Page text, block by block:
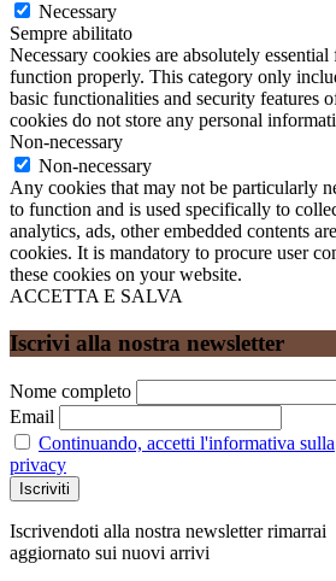
Necessary
Sempre abilitato
Necessary cookies are absolutely
function properly. This category only
basic functionalities and security features
cookies do not store any personal
Non-necessary
Non-necessary
Any cookies that may not be particularly
to function and is used specifically to
analytics, ads, other embedded contents
cookies. It is mandatory to procure user
these cookies on your website.
ACCETTA E SALVA
Iscrivi alla nostra newsletter
Nome completo
Email
Continuando, accetti l'informativa sulla
privacy
Iscrivendoti alla nostra newsletter rimarrai
aggiornato sui nuovi arrivi